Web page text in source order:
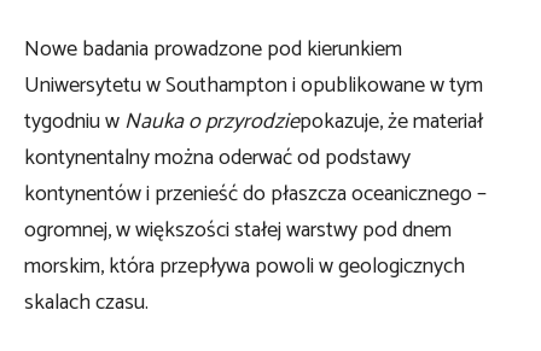
Nowe badania prowadzone pod kierunkiem
Uniwersytetu w Southampton i opublikowane w tym
tygodniu wNauka o przyrodziepokazuje, że materiał
kontynentalny można oderwać od podstawy
kontynentów i przenieść do płaszcza oceanicznego –
ogromnej, w większości stałej warstwy pod dnem
morskim, która przepływa powoli w geologicznych
skalach czasu.